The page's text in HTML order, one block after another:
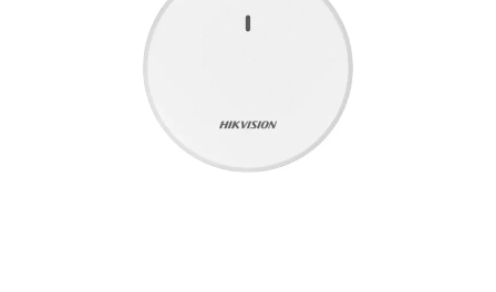
Create an account